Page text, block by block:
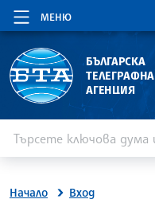
МЕНЮ
БЪЛГАРСКА
ТЕЛЕГРАФНА
АГЕНЦИЯ
Начало Вход